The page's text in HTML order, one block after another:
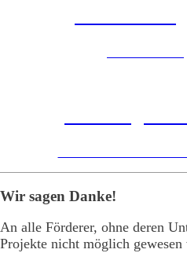
Wir sagen Danke!
An alle Förderer, ohne deren
Projekte nicht möglich gewesen